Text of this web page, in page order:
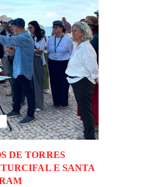
DE TORRES
E SANTA